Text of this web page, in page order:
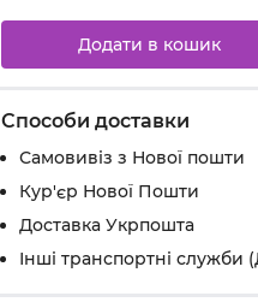
Додати в кошик
Способи доставки
Самовивіз з Нової пошти
Кур'єр Нової Пошти
Доставка Укрпошта
Інші транспортні служби